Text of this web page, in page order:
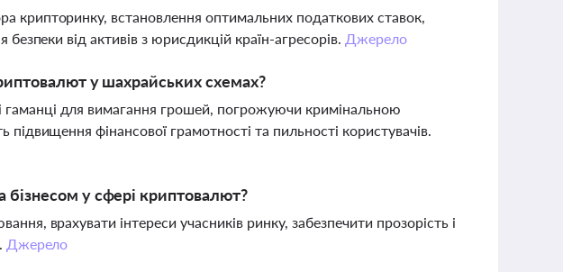
крипторинку, встановлення оптимальних податкових ставок,
від активів з юрисдикцій країн-агресорів. Джерело
у шахрайських схемах?
для вимагання грошей, погрожуючи кримінальною
підвищення фінансової грамотності та пильності користувачів.
у сфері криптовалют?
врахувати інтереси учасників ринку, забезпечити прозорість і
Джерело